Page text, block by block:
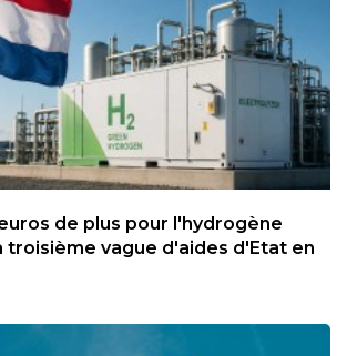
de plus pour l'hydrogène
troisième vague d'aides d'Etat en